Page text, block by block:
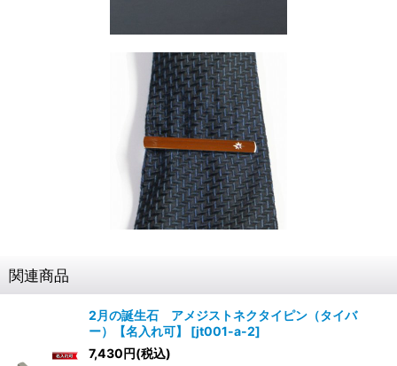
関連商品
2月の誕生石 アメジストネクタイピン（タイバ
ー）【名入れ可】
[jt001-a-2]
7,430円(税込)